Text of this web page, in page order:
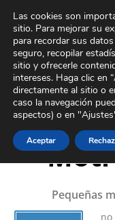
contenido
Pequeñas
no
Las cookies son
sitio. Para mejorar su
para recordar sus
seguro, recopilar
sitio y ofrecerle
intereses. Haga clic en
directamente al sitio o
caso la navegación
aspectos) o en
Aceptar